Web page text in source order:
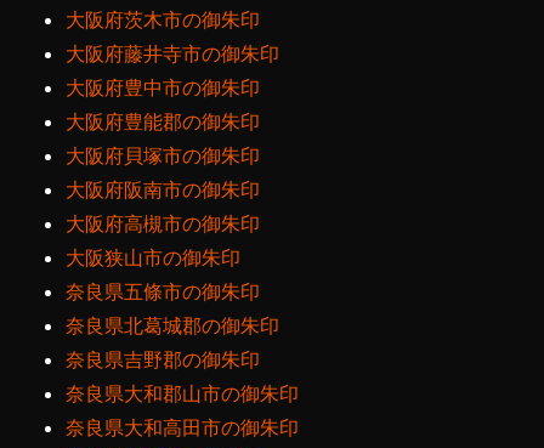
大阪府茨木市の御朱印
大阪府藤井寺市の御朱印
大阪府豊中市の御朱印
大阪府豊能郡の御朱印
大阪府貝塚市の御朱印
大阪府阪南市の御朱印
大阪府高槻市の御朱印
大阪狭山市の御朱印
奈良県五條市の御朱印
奈良県北葛城郡の御朱印
奈良県吉野郡の御朱印
奈良県大和郡山市の御朱印
奈良県大和高田市の御朱印